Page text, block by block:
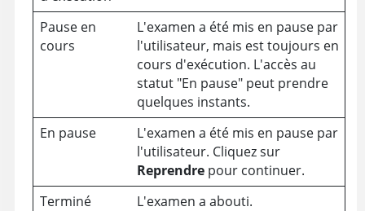
Pause en
cours
L'examen a été mis en pause par
l'utilisateur, mais est toujours en
cours d'exécution. L'accès au
statut "En pause" peut prendre
quelques instants.
En pause
L'examen a été mis en pause par
l'utilisateur. Cliquez sur
Reprendrepour continuer.
Terminé
L'examen a abouti.